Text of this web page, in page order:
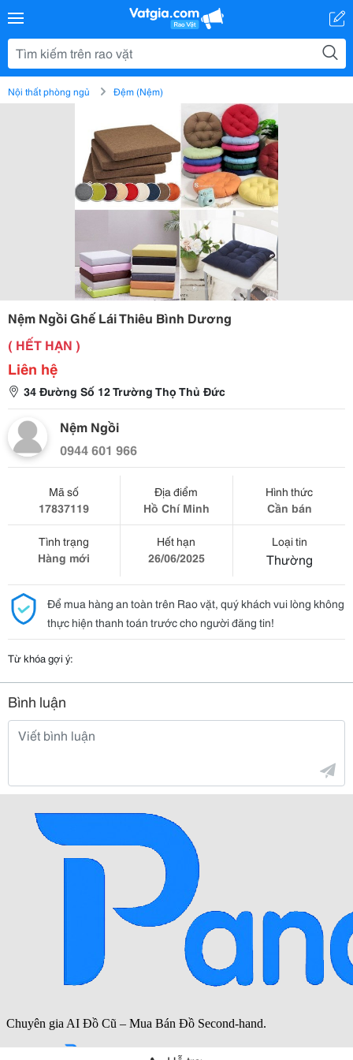
Nội thất phòng ngủ Đệm (Nệm)
Nệm Ngồi Ghế Lái Thiêu Bình Dương
( HẾT HẠN )
Liên hệ
34 Đường Số 12 Trường Thọ Thủ Đức
Nệm Ngồi
0944 601 966
Mã số
17837119
Địa điểm
Hồ Chí Minh
Hình thức
Cần bán
Tình trạng
Hàng mới
Hết hạn
26/06/2025
Loại tin
Thường
Để mua hàng an toàn trên Rao vặt, quý khách vui lòng không
thực hiện thanh toán trước cho người đăng tin!
Từ khóa gợi ý:
Bình luận